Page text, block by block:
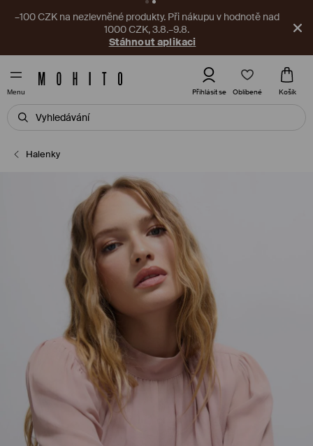
–100 CZK na nezlevněné produkty. Při nákupu v hodnotě nad
1000 CZK, 3.8.–9.8.
Stáhnout aplikaci
Menu Přihlásit se Oblíbené Košík
Halenky